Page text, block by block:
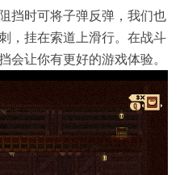
挡时可将子弹反弹，我们也
，挂在索道上滑行。在战斗
会让你有更好的游戏体验。